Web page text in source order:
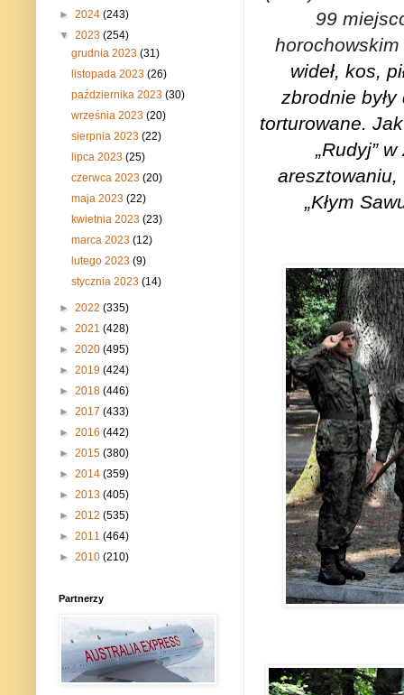
99
wideł, kos,
zbrodnie
torturowane.
„Rudyj”
aresztowaniu,
„Kłym
► 2024 (243)
▼ 2023 (254)
grudnia 2023(31)
listopada 2023(26)
października 2023(30)
września 2023(20)
sierpnia 2023(22)
lipca 2023(25)
czerwca 2023(20)
maja 2023(22)
kwietnia 2023(23)
marca 2023(12)
lutego 2023(9)
stycznia 2023(14)
► 2022 (335)
► 2021 (428)
► 2020 (495)
► 2019 (424)
► 2018 (446)
► 2017 (433)
► 2016 (442)
► 2015 (380)
► 2014 (359)
► 2013 (405)
► 2012 (535)
► 2011 (464)
► 2010 (210)
Partnerzy